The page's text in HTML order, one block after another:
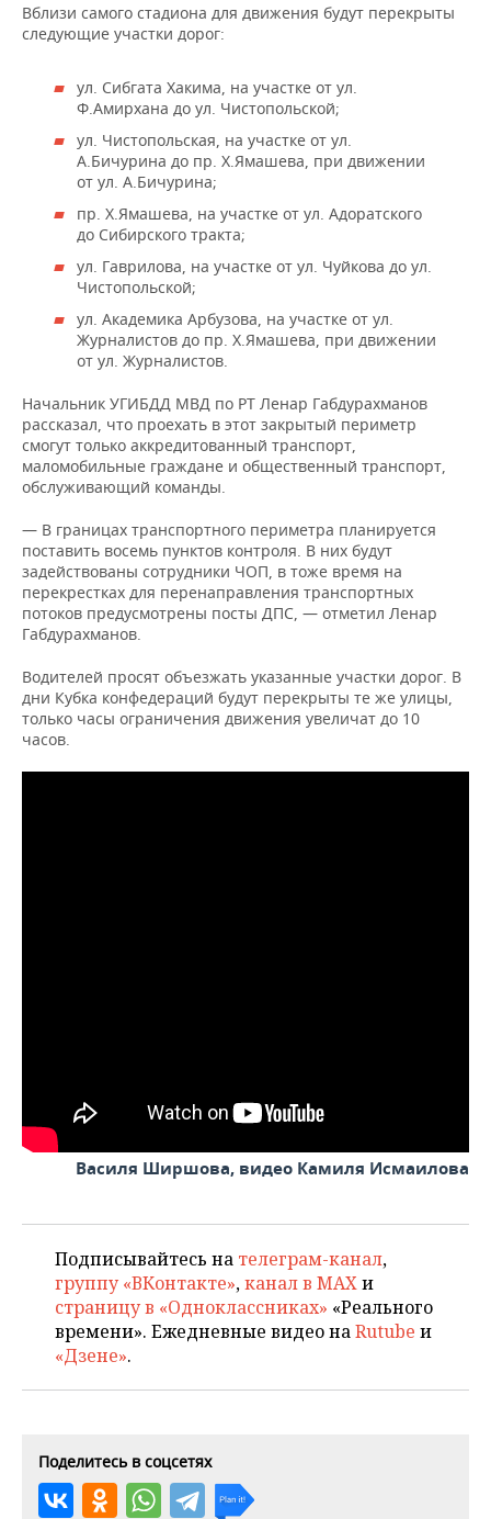
Вблизи самого стадиона для движения будут перекрыты
следующие участки дорог:
ул. Сибгата Хакима, на участке от ул.
Ф.Амирхана до ул. Чистопольской;
ул. Чистопольская, на участке от ул.
А.Бичурина до пр. Х.Ямашева, при движении
от ул. А.Бичурина;
пр. Х.Ямашева, на участке от ул. Адоратского
до Сибирского тракта;
ул. Гаврилова, на участке от ул. Чуйкова до ул.
Чистопольской;
ул. Академика Арбузова, на участке от ул.
Журналистов до пр. Х.Ямашева, при движении
от ул. Журналистов.
Начальник УГИБДД МВД по РТ Ленар Габдурахманов
рассказал, что проехать в этот закрытый периметр
смогут только аккредитованный транспорт,
маломобильные граждане и общественный транспорт,
обслуживающий команды.
— В границах транспортного периметра планируется
поставить восемь пунктов контроля. В них будут
задействованы сотрудники ЧОП, в тоже время на
перекрестках для перенаправления транспортных
потоков предусмотрены посты ДПС, — отметил Ленар
Габдурахманов.
Водителей просят объезжать указанные участки дорог. В
дни Кубка конфедераций будут перекрыты те же улицы,
только часы ограничения движения увеличат до 10
часов.
Василя Ширшова, видео Камиля Исмаилова
Подписывайтесь на телеграм-канал,
группу «ВКонтакте»,канал в MAXи
страницу в «Одноклассниках» «Реального
времени». Ежедневные видео наRutube и
«Дзене».
Поделитесь в соцсетях